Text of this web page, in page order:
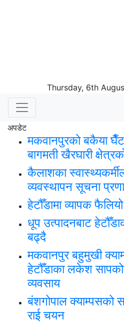
Thursday, 6th
अपडेट
मकवानपुरको बकैया
बागमती खैरघारी
कैलाशका
व्यवस्थापन सूचना
हेटौँडामा व्यापक फैलियो
धूप उत्पादनबाट
बढ्दै
मकवानपुर बहुमुखी
हेटौँडाका लकेश
व्यवसाय
बंशगोपाल क्याम्पसको
राई चयन